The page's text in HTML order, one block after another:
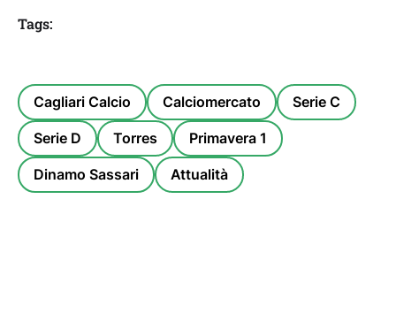
Tags:
Cagliari Calcio Calciomercato Serie C
Serie D Torres Primavera 1
Dinamo Sassari Attualità